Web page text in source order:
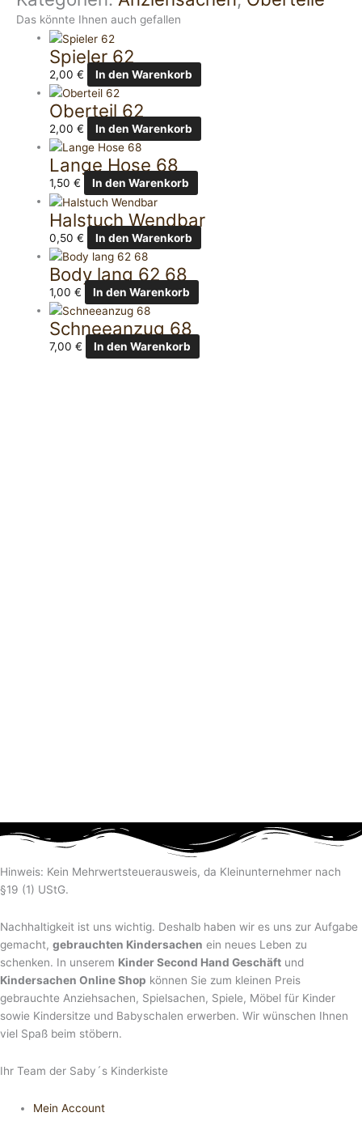
Das könnte Ihnen auch gefallen
Spieler 62
2,00€ In den Warenkorb
Oberteil 62
2,00€ In den Warenkorb
Lange Hose 68
1,50€ In den Warenkorb
Halstuch Wendbar
0,50€ In den Warenkorb
Body lang 62 68
1,00€ In den Warenkorb
Schneeanzug 68
7,00€ In den Warenkorb
Hinweis: Kein Mehrwertsteuerausweis, da Kleinunternehmer nach
§19 (1) UStG.
Nachhaltigkeit ist uns wichtig. Deshalb haben wir es uns zur Aufgabe
gemacht, gebrauchten Kindersachen ein neues Leben zu
schenken. In unserem Kinder Second Hand Geschäft und
Kindersachen Online Shop können Sie zum kleinen Preis
gebrauchte Anziehsachen, Spiel­sachen, Spiele, Möbel für Kinder
sowie Kindersitze und Babyschalen erwerben. Wir wünschen Ihnen
viel Spaß beim stöbern.
Ihr Team der Saby´s Kinderkiste
Mein Account